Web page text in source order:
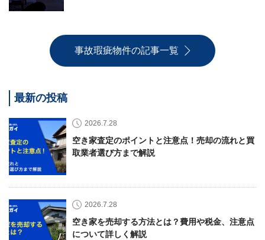
事故瑕疵物件の記事一覧
最新の投稿
2026.7.28
空き家査定のポイントと注意点！売却の流れと買
取業者選び方まで解説
2026.7.28
空き家を売却する方法とは？費用や税金、注意点
について詳しく解説